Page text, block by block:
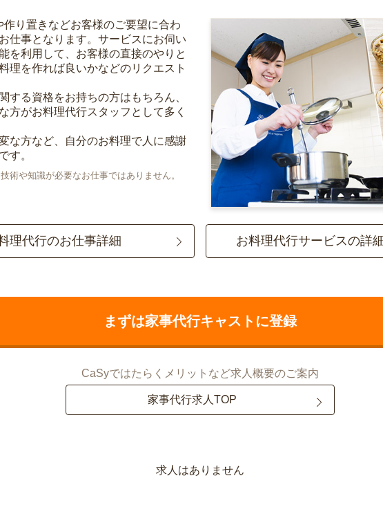
り置きなどお客様のご要望に合わ
仕事となります。サービスにお伺い
を利用して、お客様の直接のやりと
理を作れば良いかなどのリクエスト
する資格をお持ちの方はもちろん、
方がお料理代行スタッフとして多く
な方など、自分のお料理で人に感謝
す。
術や知識が必要なお仕事ではありません。
理代行のお仕事詳細 お料理代行サービスの詳
まずは家事代行キャストに登録
CaSyではたらくメリットなど求人概要のご案内
家事代行求人TOP
求人はありません